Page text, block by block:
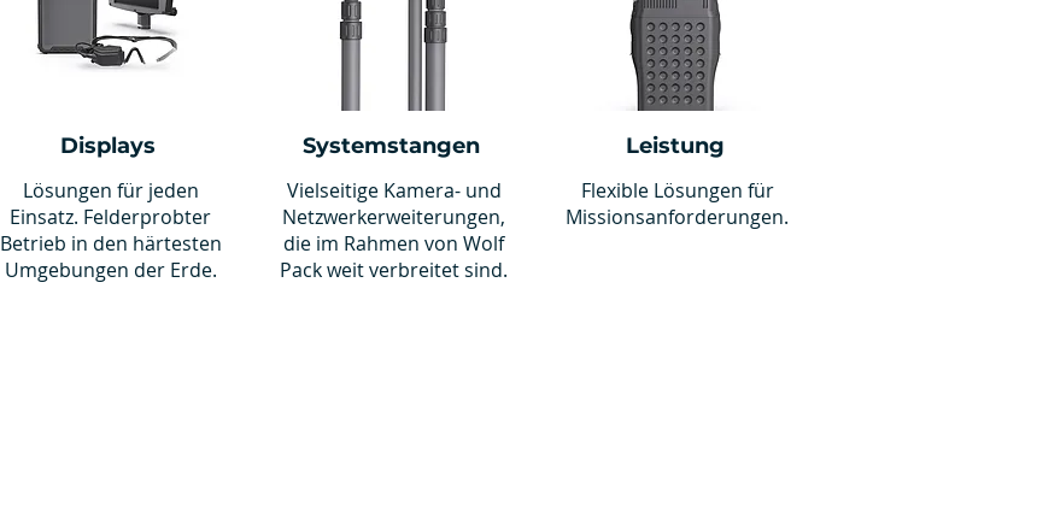
Displays
Lösungen für jeden
Einsatz. Felderprobter
Betrieb in den härtesten
Umgebungen der Erde.
Systemstangen
Vielseitige Kamera- und
Netzwerkerweiterungen,
die im Rahmen von Wolf
Pack weit verbreitet sind.
Leistung
Flexible Lösungen für
Missionsanforderungen.